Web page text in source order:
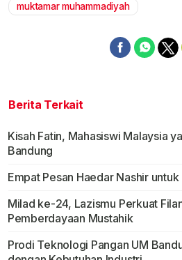
muktamar muhammadiyah
Berita Terkait
Kisah Fatin, Mahasiswi Malaysia
Bandung
Empat Pesan Haedar Nashir
Milad ke-24, Lazismu Perkuat
Pemberdayaan Mustahik
Prodi Teknologi Pangan UM